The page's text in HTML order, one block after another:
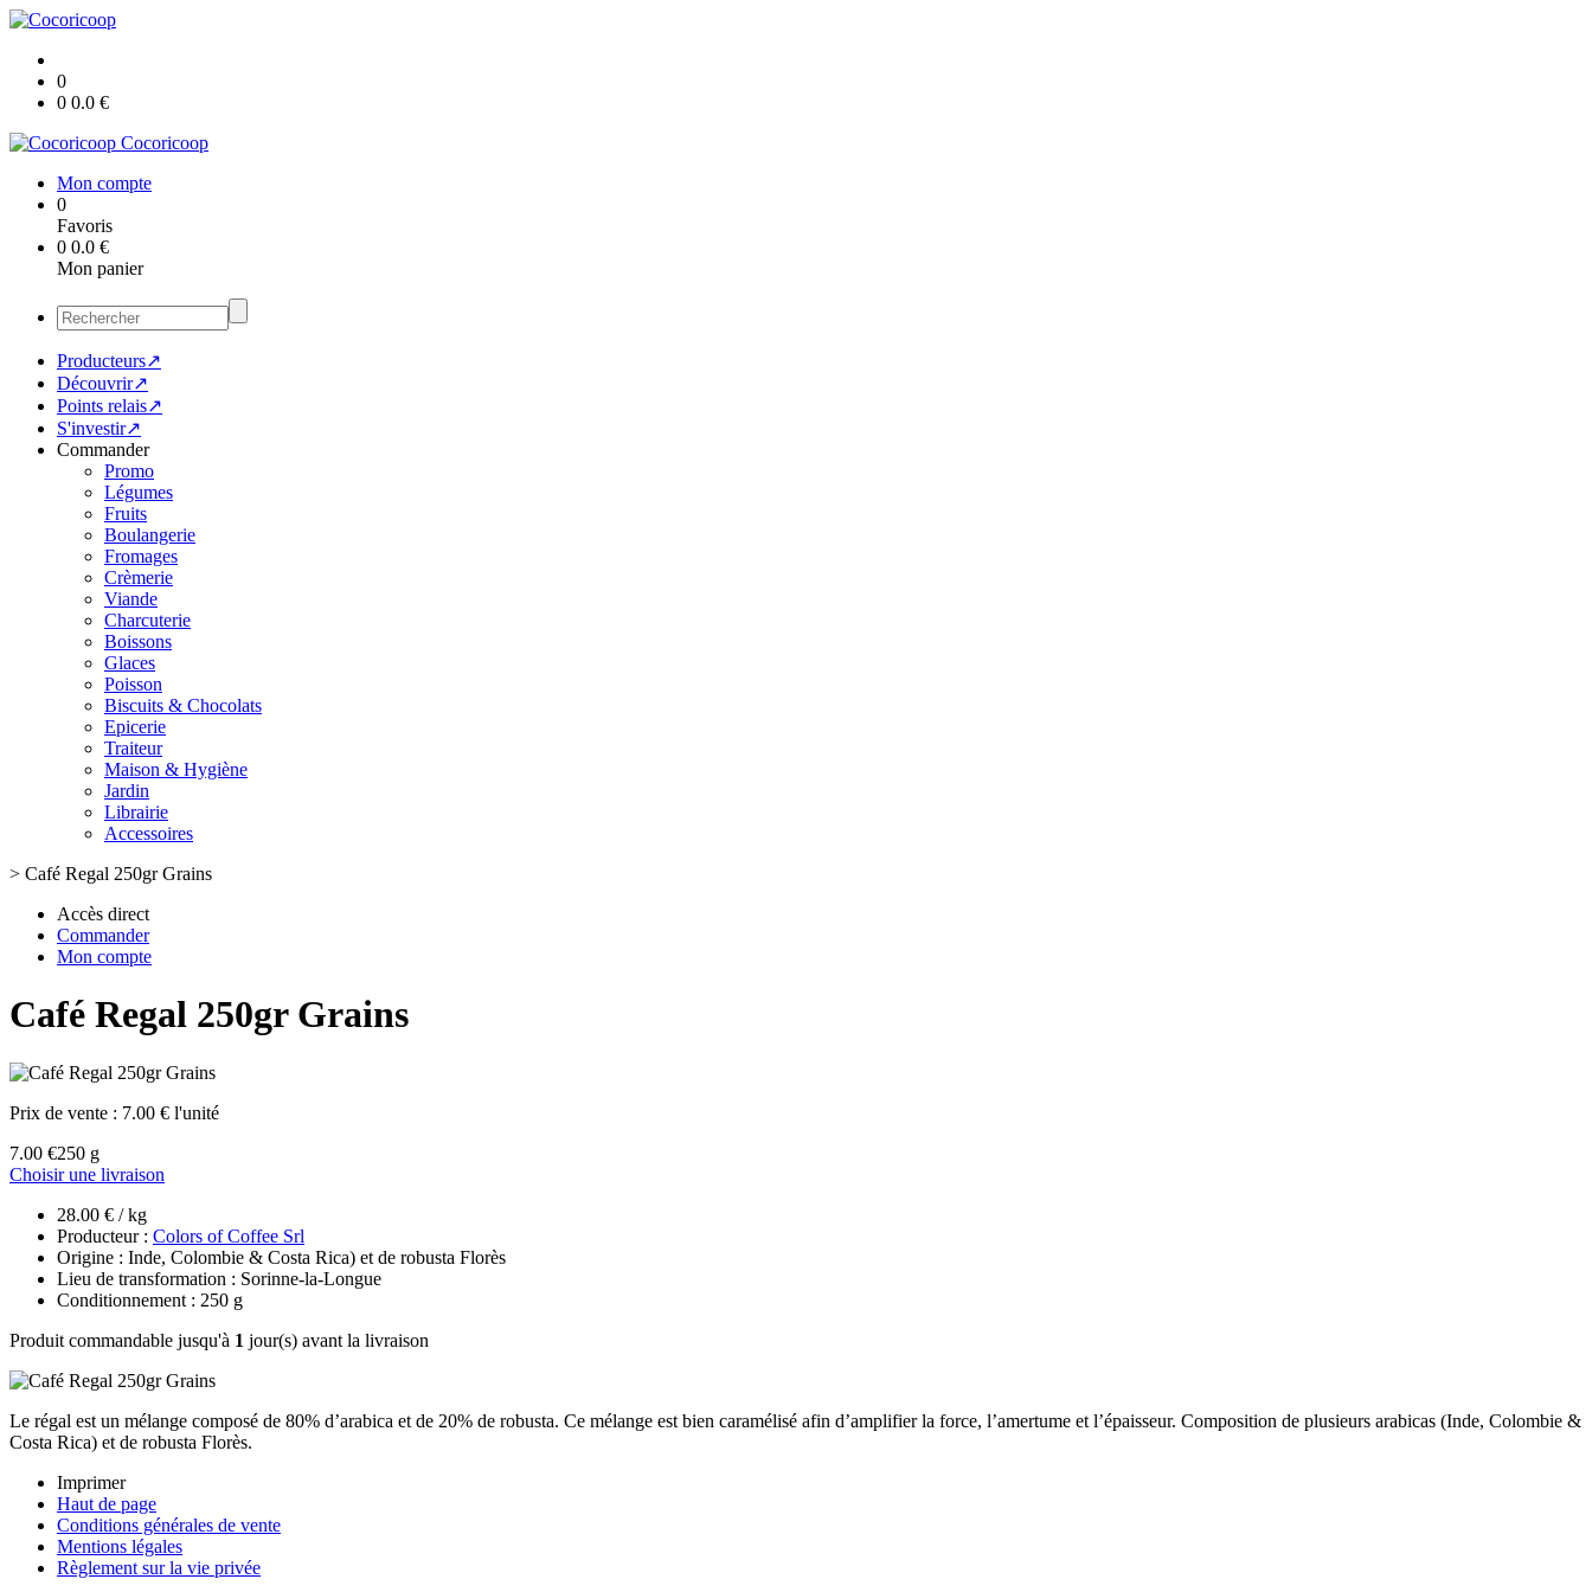
0
0 0.0 €
Cocoricoop
Mon compte
0
Favoris
0 0.0 €
Mon panier
Producteurs↗
Découvrir↗
Points relais↗
S'investir↗
Commander
Promo
Légumes
Fruits
Boulangerie
Fromages
Crèmerie
Viande
Charcuterie
Boissons
Glaces
Poisson
Biscuits & Chocolats
Epicerie
Traiteur
Maison & Hygiène
Jardin
Librairie
Accessoires
> Café Regal 250gr Grains
Accès direct
Commander
Mon compte
Café Regal 250gr Grains
Prix de vente : 7.00 € l'unité
7.00 €250 g
Choisir une livraison
28.00 € / kg
Producteur : Colors of Coffee Srl
Origine : Inde, Colombie & Costa Rica) et de robusta Florès
Lieu de transformation : Sorinne-la-Longue
Conditionnement : 250 g
Produit commandable jusqu'à 1 jour(s) avant la livraison
Le régal est un mélange composé de 80% d’arabica et de 20% de robusta. Ce mélange est bien caramélisé afin d’amplifier la force, l’amertume et l’épaisseur. Composition de plusieurs arabicas (Inde, Colombie &
Costa Rica) et de robusta Florès.
Imprimer
Haut de page
Conditions générales de vente
Mentions légales
Règlement sur la vie privée